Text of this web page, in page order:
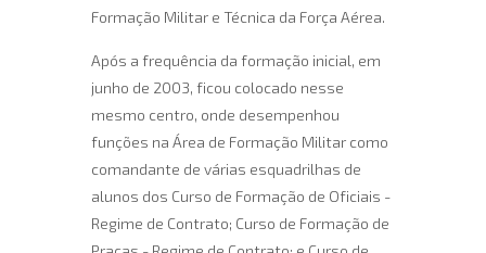
Formação Militar e Técnica da Força Aérea.
Após a frequência da formação inicial, em
junho de 2003, ficou colocado nesse
mesmo centro, onde desempenhou
funções na Área de Formação Militar como
comandante de várias esquadrilhas de
alunos dos Curso de Formação de Oficiais -
Regime de Contrato; Curso de Formação de